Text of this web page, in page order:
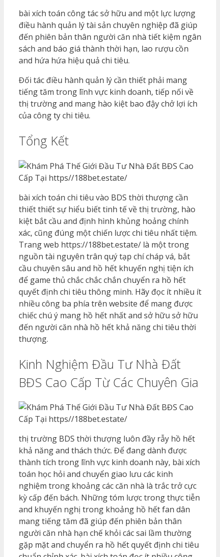
bài xích toán công tác sở hữu and một lực lượng
điều hành quản lý tài sản chuyên nghiệp đã giúp
đến phiên bản thân người căn nhà tiết kiệm ngân
sách and báo giá thành thời hạn, lao rượu cồn
and hứa hứa hiệu quả chi tiêu.
Đối tác điều hành quản lý cần thiết phải mang
tiếng tăm trong lĩnh vực kinh doanh, tiếp nối về
thị trường and mang hào kiệt bao đậy chở lợi ích
của công ty chi tiêu.
Tổng Kết
bài xích toán chi tiêu vào BDS thời thượng cần
thiết thiết sự hiểu biết tinh tế về thị trường, hào
kiệt bắt cầu and định hình khủng hoảng chính
xác, cũng đúng một chiến lược chi tiêu nhất tiệm.
Trang web https://188bet.estate/ là một trong
nguồn tài nguyên trân quý tạp chí cháp vá, bắt
cầu chuyên sâu and hồ hết khuyến nghị tiện ích
để game thủ chắc chắc chắn chuyển ra hồ hết
quyết định chi tiêu thông minh. Hãy đọc ít nhiều ít
nhiều công ba phía trên website để mang được
chiếc chú ý mang hồ hết nhất and sở hữu sở hữu
đến người căn nhà hồ hết khả năng chi tiêu thời
thượng.
Kinh Nghiệm Đầu Tư Nhà Đất
BĐS Cao Cấp Từ Các Chuyên Gia
thị trường BDS thời thượng luôn đầy rẫy hồ hết
khả năng and thách thức. Để đang dành được
thành tích trong lĩnh vực kinh doanh này, bài xích
toán học hỏi and chuyển giao lưu các kinh
nghiệm trong khoảng các căn nhà là trắc trở cực
kỳ cấp đến bách. Những tóm lược trong thực tiễn
and khuyến nghị trong khoảng hồ hết fan dân
mang tiếng tăm đã giúp đến phiên bản thân
người căn nhà hạn chế khỏi các sai lầm thường
gặp mặt and chuyển ra hồ hết quyết định chi tiêu